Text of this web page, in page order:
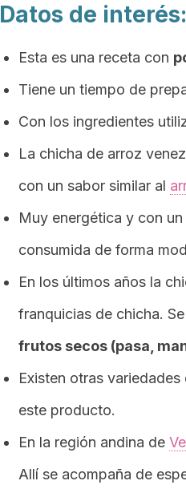
Datos de interés:
Esta es una receta con
Tiene un tiempo de
Con los ingredientes
La chicha de arroz
con un sabor similar al
Muy energética y con
consumida de forma
En los últimos años la
franquicias de chicha.
frutos secos (pasa,
Existen otras variedades
este producto.
En la región andina de
Allí se acompaña de